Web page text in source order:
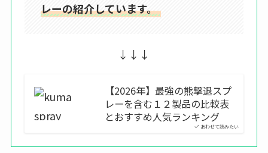
レーの紹介しています。
↓↓↓
あわせて読みたい
【2026年】最強の熊撃退スプ
レーを含む１２製品の比較表
とおすすめ人気ランキング